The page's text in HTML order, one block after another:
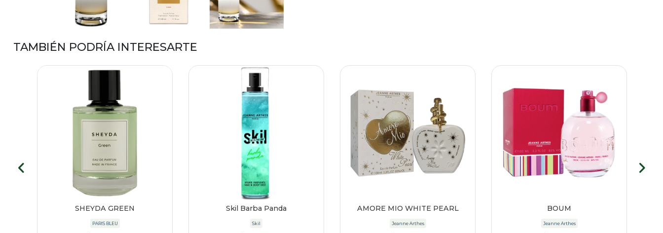
TAMBIÉN PODRÍA INTERESARTE
SHEYDA GREEN
PARIS BLEU
Skil Barba Panda
Skil
AMORE MIO WHITE PEARL
Jeanne Arthes
BOUM
Jeanne Arthes